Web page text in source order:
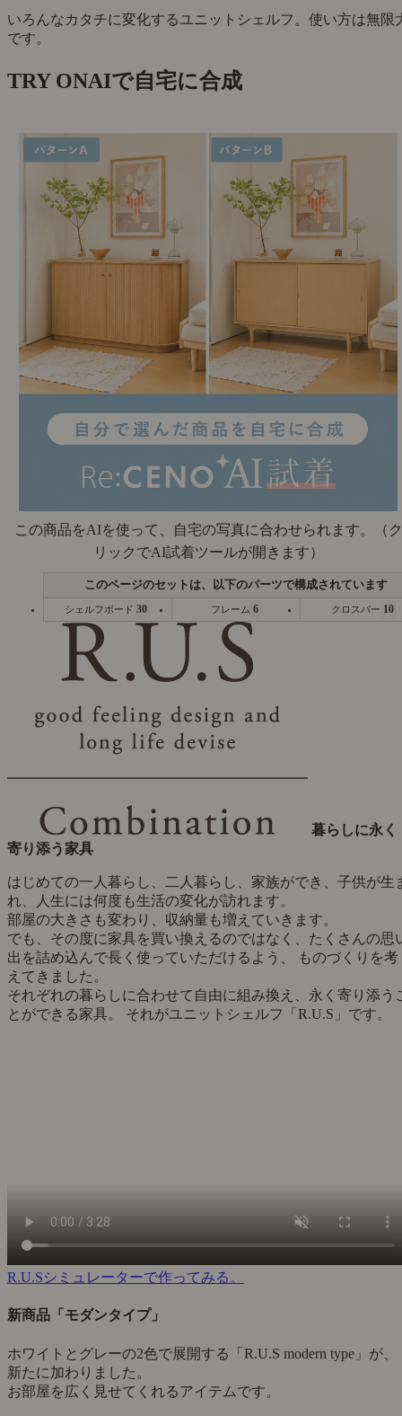
いろんなカタチに変化するユニットシェルフ。使い方は無限
です。
TRY ONAIで自宅に合成
この商品をAIを使って、自宅の写真に合わせられます。
（ク
リックでAI試着ツールが開きます）
シェルフボード 30 フレーム 6 クロスバー 10
暮らしに永く
寄り添う家具
はじめての一人暮らし、二人暮らし、家族ができ、子供が生
れ、人生には何度も生活の変化が訪れます。
部屋の大きさも変わり、収納量も増えていきます。
でも、その度に家具を買い換えるのではなく、たくさんの思
出を詰め込んで長く使っていただけるよう、 ものづくりを考
えてきました。
それぞれの暮らしに合わせて自由に組み換え、永く寄り添う
とができる家具。 それがユニットシェルフ「R.U.S」です。
R.U.Sシミュレーターで作ってみる。
新商品「モダンタイプ」
ホワイトとグレーの2色で展開する「R.U.S modern type」が、
新たに加わりました。
お部屋を広く見せてくれるアイテムです。